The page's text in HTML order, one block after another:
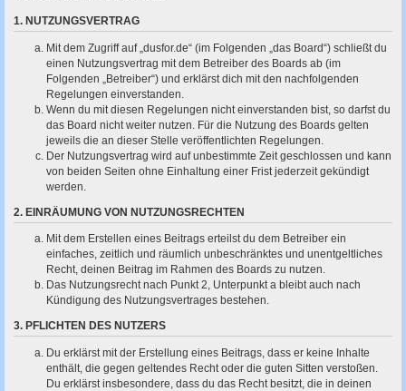
1. NUTZUNGSVERTRAG
Mit dem Zugriff auf „dusfor.de“ (im Folgenden „das Board“) schließt du
einen Nutzungsvertrag mit dem Betreiber des Boards ab (im
Folgenden „Betreiber“) und erklärst dich mit den nachfolgenden
Regelungen einverstanden.
Wenn du mit diesen Regelungen nicht einverstanden bist, so darfst du
das Board nicht weiter nutzen. Für die Nutzung des Boards gelten
jeweils die an dieser Stelle veröffentlichten Regelungen.
Der Nutzungsvertrag wird auf unbestimmte Zeit geschlossen und kann
von beiden Seiten ohne Einhaltung einer Frist jederzeit gekündigt
werden.
2. EINRÄUMUNG VON NUTZUNGSRECHTEN
Mit dem Erstellen eines Beitrags erteilst du dem Betreiber ein
einfaches, zeitlich und räumlich unbeschränktes und unentgeltliches
Recht, deinen Beitrag im Rahmen des Boards zu nutzen.
Das Nutzungsrecht nach Punkt 2, Unterpunkt a bleibt auch nach
Kündigung des Nutzungsvertrages bestehen.
3. PFLICHTEN DES NUTZERS
Du erklärst mit der Erstellung eines Beitrags, dass er keine Inhalte
enthält, die gegen geltendes Recht oder die guten Sitten verstoßen.
Du erklärst insbesondere, dass du das Recht besitzt, die in deinen